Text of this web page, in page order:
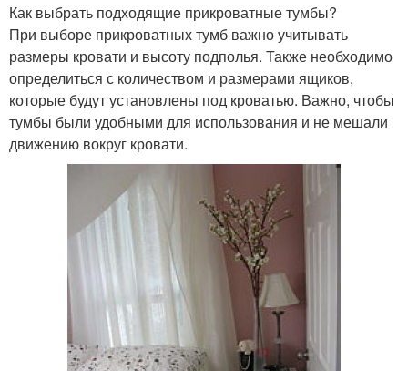
Как выбрать подходящие прикроватные тумбы?
При выборе прикроватных тумб важно учитывать
размеры кровати и высоту подполья. Также необходимо
определиться с количеством и размерами ящиков,
которые будут установлены под кроватью. Важно, чтобы
тумбы были удобными для использования и не мешали
движению вокруг кровати.